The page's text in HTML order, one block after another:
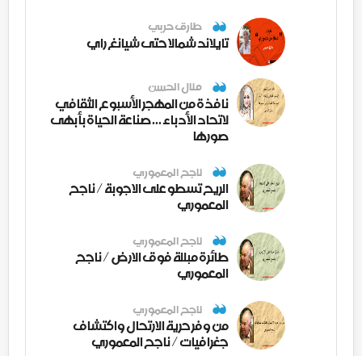
طارق حربي
تايلاند شمالا حتى شيانغ راي
منال الحسن
نافذة من المهجر الأسبوع الثقافي
لاتحاد الأدباء ... صناعة الحياة بأبهى
صورها
ناجح المعموري
الريح تسطو على الاجوبة / ناجح
المعموري
ناجح المعموري
طائرة مبللة فوق الارض / ناجح
المعموري
ناجح المعموري
من وفر حرية الارتحال واكتشاف
جغرافيات / ناجح المعموري